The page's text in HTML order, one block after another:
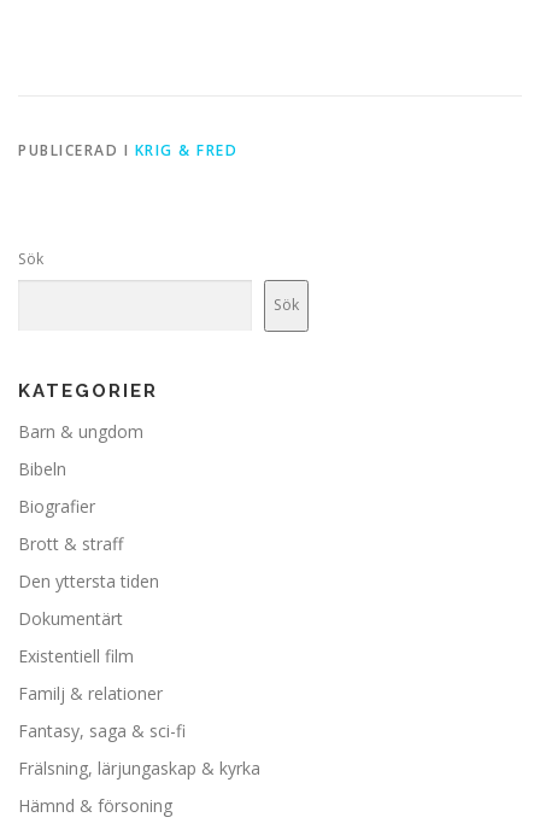
PUBLICERAD I KRIG & FRED
Sök
Sök
KATEGORIER
Barn & ungdom
Bibeln
Biografier
Brott & straff
Den yttersta tiden
Dokumentärt
Existentiell film
Familj & relationer
Fantasy, saga & sci-fi
Frälsning, lärjungaskap & kyrka
Hämnd & försoning